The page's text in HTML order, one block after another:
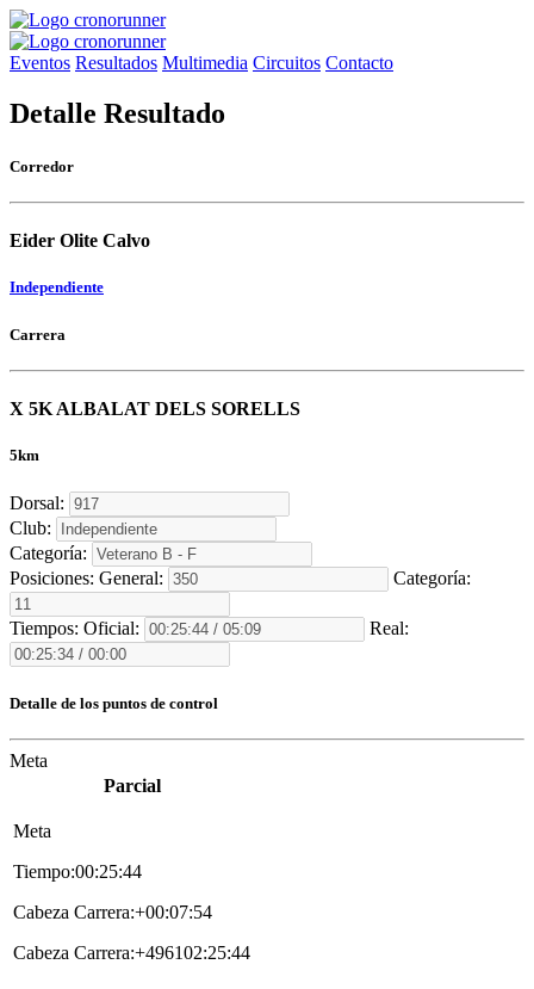
Eventos Resultados Multimedia Circuitos Contacto
Detalle Resultado
Corredor
Eider Olite Calvo
Independiente
Carrera
X 5K ALBALAT DELS SORELLS
5km
Dorsal:
Club:
Categoría:
Posiciones: General: Categoría:
Tiempos: Oficial: Real:
Detalle de los puntos de control
Meta
Parcial
Meta
Tiempo:00:25:44
Cabeza Carrera:+00:07:54
Cabeza Carrera:+496102:25:44